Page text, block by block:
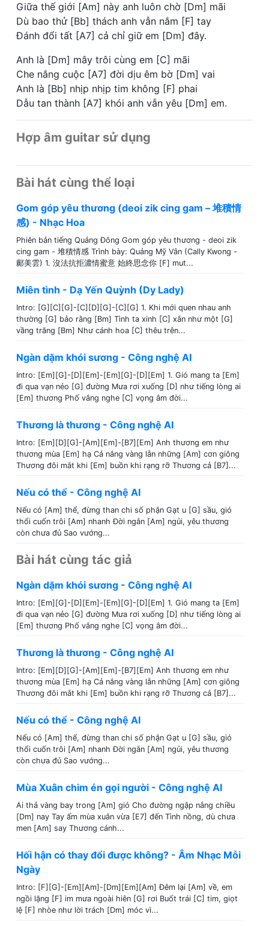
Giữa thế giới [Am] này anh luôn chờ [Dm] mãi
Dù bao thử [Bb] thách anh vẫn nắm [F] tay
Đánh đổi tất [A7] cả chỉ giữ em [Dm] đây.
Anh là [Dm] mây trôi cùng em [C] mãi
Che nắng cuộc [A7] đời dịu êm bờ [Dm] vai
Anh là [Bb] nhịp nhịp tim không [F] phai
Dẫu tan thành [A7] khói anh vẫn yêu [Dm] em.
Hợp âm guitar sử dụng
Bài hát cùng thể loại
Gom góp yêu thương (deoi zik cing gam – 堆積情
感) - Nhạc Hoa
Phiên bản tiếng Quảng Đông Gom góp yêu thương - deoi zik
cing gam - 堆積情感 Trình bày: Quảng Mỹ Vân (Cally Kwong -
鄺美雲) 1. 沒法抗拒濃情蜜意 始終思念你 [F] mut...
Miên tình - Dạ Yến Quỳnh (Dy Lady)
Intro: [G][C][G]-[C][D][G]-[C][G] 1. Khi mới quen nhau anh
thường [G] bảo rằng [Bm] Tình ta xinh [C] xắn như một [G]
vầng trăng [Bm] Như cánh hoa [C] thêu trên...
Ngàn dặm khói sương - Công nghệ AI
Intro: [Em][G]-[D][Em]-[Em][G]-[D][Em] 1. Gió mang ta [Em]
đi qua vạn nẻo [G] đường Mưa rơi xuống [D] như tiếng lòng ai
[Em] thương Phố vắng nghe [C] vọng âm đời...
Thương là thương - Công nghệ AI
Intro: [Em][D][G]-[Am][Em]-[B7][Em] Anh thương em như
thương mùa [Em] hạ Cả nắng vàng lẫn những [Am] cơn giông
Thương đôi mắt khi [Em] buồn khi rạng rỡ Thương cả [B7]...
Nếu có thể - Công nghệ AI
Nếu có [Am] thể, đừng than chi số phận Gạt u [G] sầu, gió
thổi cuốn trôi [Am] nhanh Đời ngắn [Am] ngủi, yêu thương
còn chưa đủ Sao vướng...
Bài hát cùng tác giả
Ngàn dặm khói sương - Công nghệ AI
Intro: [Em][G]-[D][Em]-[Em][G]-[D][Em] 1. Gió mang ta [Em]
đi qua vạn nẻo [G] đường Mưa rơi xuống [D] như tiếng lòng ai
[Em] thương Phố vắng nghe [C] vọng âm đời...
Thương là thương - Công nghệ AI
Intro: [Em][D][G]-[Am][Em]-[B7][Em] Anh thương em như
thương mùa [Em] hạ Cả nắng vàng lẫn những [Am] cơn giông
Thương đôi mắt khi [Em] buồn khi rạng rỡ Thương cả [B7]...
Nếu có thể - Công nghệ AI
Nếu có [Am] thể, đừng than chi số phận Gạt u [G] sầu, gió
thổi cuốn trôi [Am] nhanh Đời ngắn [Am] ngủi, yêu thương
còn chưa đủ Sao vướng...
Mùa Xuân chim én gọi người - Công nghệ AI
Ai thả vàng bay trong [Am] gió Cho đường ngập nắng chiều
[Dm] nay Tay ấm mùa xuân vừa [E7] đến Tình nồng, dù chưa
men [Am] say Thương cánh...
Hối hận có thay đổi được không? - Âm Nhạc Mỗi
Ngày
Intro: [F][G]-[Em][Am]-[Dm][Em][Am] Đêm lại [Am] về, em
ngồi lặng [F] im mưa ngoài hiên [G] rơi Buốt trái [C] tim, giọt
lệ [F] nhòe như lời trách [Dm] móc vì...